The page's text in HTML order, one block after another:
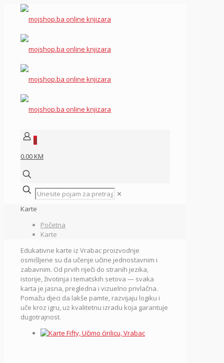
0
0.00 KM
✕
Karte
Početna
Karte
Edukativne karte iz Vrabac proizvodnje
osmišljene su da učenje učine jednostavnim i
zabavnim. Od prvih riječi do stranih jezika,
istorije, životinja i tematskih setova — svaka
karta je jasna, pregledna i vizuelno privlačna.
Pomažu djeci da lakše pamte, razvijaju logiku i
uče kroz igru, uz kvalitetnu izradu koja garantuje
dugotrajnost.